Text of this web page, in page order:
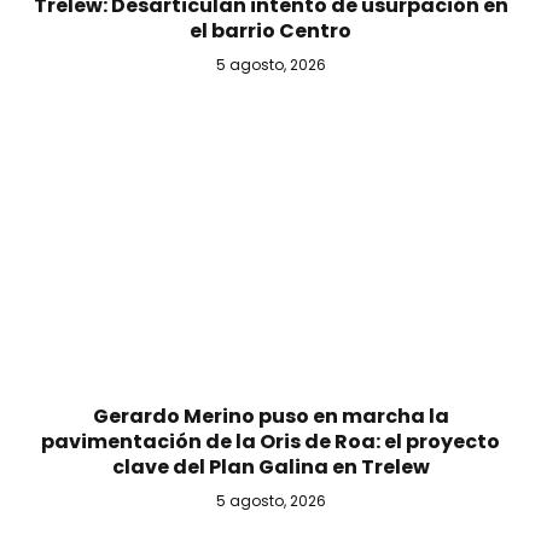
el barrio Centro
5 agosto, 2026
Gerardo Merino puso en marcha la
pavimentación de la Oris de Roa: el proyecto
clave del Plan Galina en Trelew
5 agosto, 2026